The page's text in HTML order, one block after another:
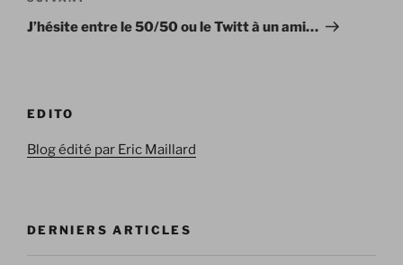
suivant
J’hésite entre le 50/50 ou le Twitt à un ami…
EDITO
Blog édité par Eric Maillard
DERNIERS ARTICLES